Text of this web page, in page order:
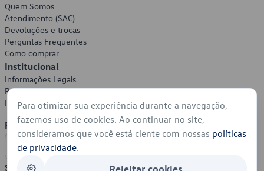
Quem Somos
Atendimento (SAC)
Devoluções e trocas
Perguntas Frequentes
Como comprar
Institucional
Informações Legais
Política de Privacidade
Política de Cookies
Formas de Pagamento
Segurança
Para otimizar sua experiência durante a navegação,
fazemos uso de cookies. Ao continuar no site,
consideramos que você está ciente com nossas políticas
de privacidade.
Rejeitar cookies